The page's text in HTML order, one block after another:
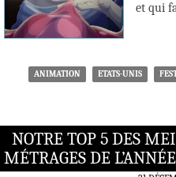
et qui
ANIMATION ETATS-UNIS
NOTRE TOP 5 DES
MÉTRAGES DE L’ANNÉE